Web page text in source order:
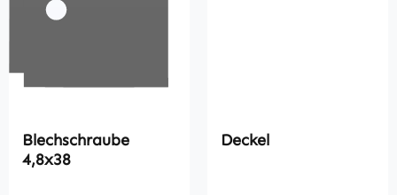
Blechschraube
4,8x38
Deckel